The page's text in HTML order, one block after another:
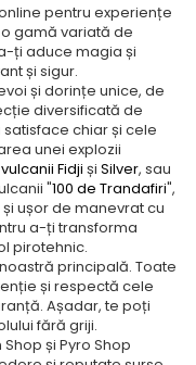
pentru experiențe
gamă variată de
ți aduce magia și
și sigur.
și dorințe unice, de
diversificată de
chiar și cele
unei explozii
vulcanii Fidji și Silver, sau
"100 de Trandafiri",
ușor de manevrat cu
a-ți transforma
pirotehnic.
principală. Toate
și respectă cele
Așadar, te poți
fără griji.
și Pyro Shop